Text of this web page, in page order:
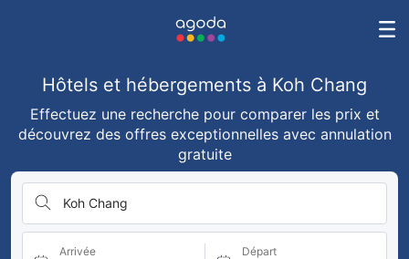
Hôtels et hébergements à Koh Chang
Effectuez une recherche pour comparer les prix et
découvrez des offres exceptionnelles avec annulation
gratuite
Koh Chang
Arrivée Départ